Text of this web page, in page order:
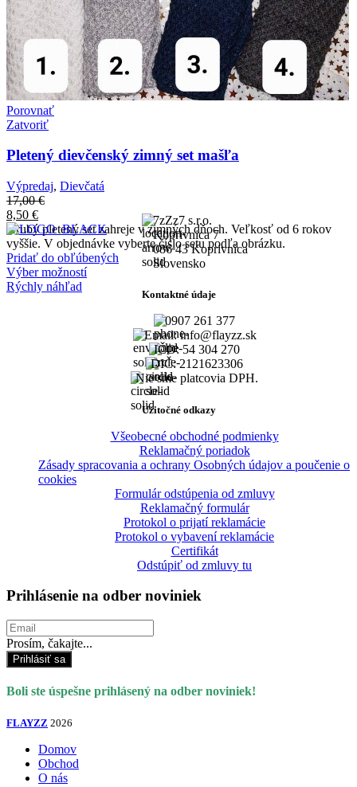
Porovnať
Zatvoriť
Pletený dievčenský zimný set mašľa
Výpredaj, Dievčatá
17,00€
8,50 €
Hrubý pletený set zahreje v zimných dňoch. Veľkosť od 6 rokov
vyššie. V objednávke vyberte číslo setu podľa obrázku.
Pridať do obľúbených
Výber možností
Rýchly náhľad
7zZz7 s.r.o.
Koprivnica 7
086 43 Koprivnica
Slovensko
Kontaktné údaje
0907 261 377
Email: info@flayzz.sk
IČO: 54 304 270
DIČ: 2121623306
Nie sme platcovia DPH.
Užitočné odkazy
Všeobecné obchodné podmienky
Reklamačný poriadok
Zásady spracovania a ochrany Osobných údajov a poučenie o
cookies
Formulár odstúpenia od zmluvy
Reklamačný formulár
Protokol o prijatí reklamácie
Protokol o vybavení reklamácie
Certifikát
Odstúpiť od zmluvy tu
Prihlásenie na odber noviniek
Prosím, čakajte...
Prihlásiť sa
Boli ste úspešne prihlásený na odber noviniek!
FLAYZZ 2026
Domov
Obchod
O nás